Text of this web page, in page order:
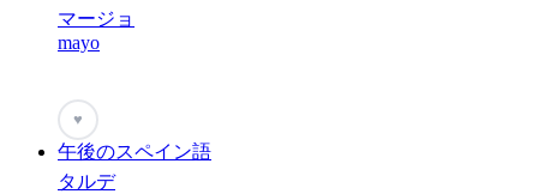
マージョ
mayo
♥
午後のスペイン語
タルデ